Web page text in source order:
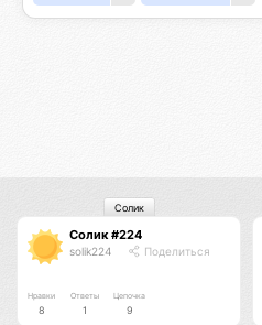
Солик #224
solik224 Поделиться
Нравки
8
Ответы
1
Цепочка
9
Солик